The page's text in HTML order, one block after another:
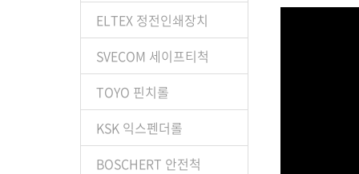
ELTEX 정전인쇄장치
SVECOM 세이프티척
TOYO 핀치롤
KSK 익스펜더롤
BOSCHERT 안전척